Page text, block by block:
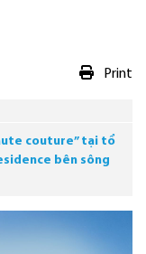
Print
couture” tại tổ
bên sông